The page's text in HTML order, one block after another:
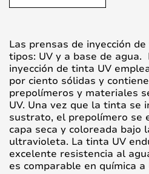
Las prensas de inyección
tipos: UV y a base de agua.
inyección de tinta UV
por ciento sólidas y
prepolímeros y materiales
UV. Una vez que la tinta se
sustrato, el prepolímero se
capa seca y coloreada bajo
ultravioleta. La tinta UV
excelente resistencia al
es comparable en química